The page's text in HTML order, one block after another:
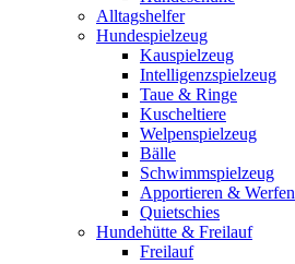
Alltagshelfer
Hundespielzeug
Kauspielzeug
Intelligenzspielzeug
Taue & Ringe
Kuscheltiere
Welpenspielzeug
Bälle
Schwimmspielzeug
Apportieren & Werfen
Quietschies
Hundehütte & Freilauf
Freilauf